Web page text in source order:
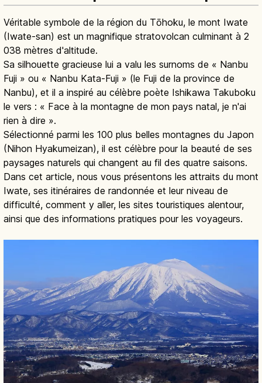
Véritable symbole de la région du Tōhoku, le mont Iwate
(Iwate-san) est un magnifique stratovolcan culminant à 2
038 mètres d'altitude.
Sa silhouette gracieuse lui a valu les surnoms de « Nanbu
Fuji » ou « Nanbu Kata-Fuji » (le Fuji de la province de
Nanbu), et il a inspiré au célèbre poète Ishikawa Takuboku
le vers : « Face à la montagne de mon pays natal, je n'ai
rien à dire ».
Sélectionné parmi les 100 plus belles montagnes du Japon
(Nihon Hyakumeizan), il est célèbre pour la beauté de ses
paysages naturels qui changent au fil des quatre saisons.
Dans cet article, nous vous présentons les attraits du mont
Iwate, ses itinéraires de randonnée et leur niveau de
difficulté, comment y aller, les sites touristiques alentour,
ainsi que des informations pratiques pour les voyageurs.